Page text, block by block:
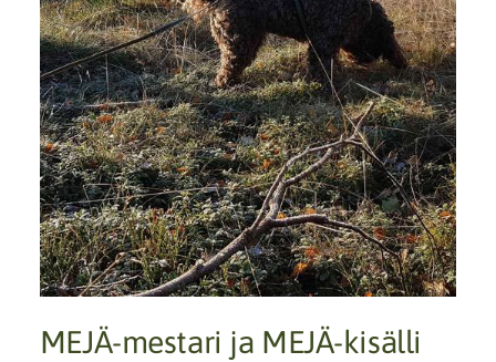
MEJÄ-mestari ja MEJÄ-kisälli